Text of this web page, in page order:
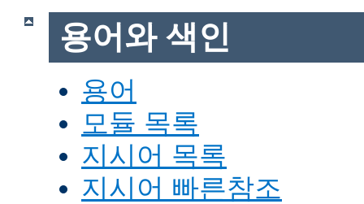
용어와 색인
용어
모듈 목록
지시어 목록
지시어 빠른참조